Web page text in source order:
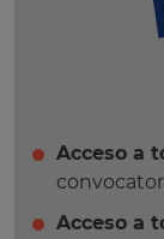
Acceso a
Acceso a